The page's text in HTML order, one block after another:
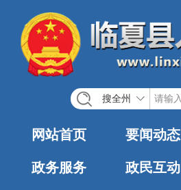
搜全州
网站首页 要闻动态
政务服务 政民互动